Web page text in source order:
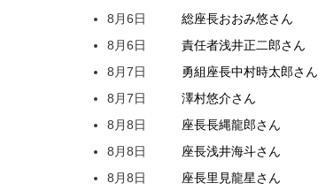
8月6日
総座長おおみ悠さん
8月6日
責任者浅井正二郎さん
8月7日
勇組座長中村時太郎さん
8月7日
澤村悠介さん
8月8日
座長長縄龍郎さん
8月8日
座長浅井海斗さん
8月8日
座長里見龍星さん